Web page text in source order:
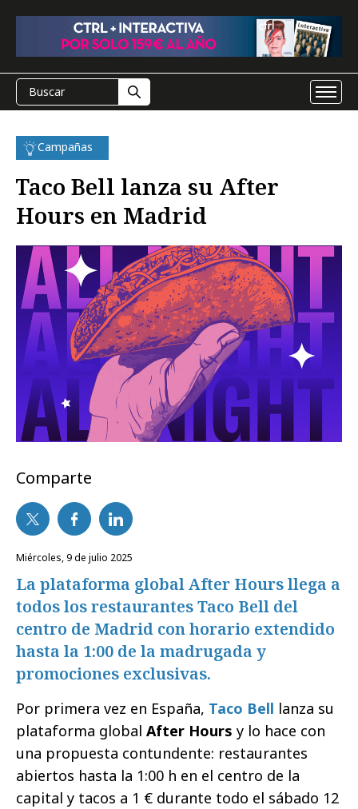
Campañas
Taco Bell lanza su After
Hours en Madrid
Comparte
miércoles, 9 de julio 2025
La plataforma global After Hours llega a
todos los restaurantes Taco Bell del
centro de Madrid con horario extendido
hasta la 1:00 de la madrugada y
promociones exclusivas.
Por primera vez en España, Taco Bell lanza su
plataforma global After Hours y lo hace con
una propuesta contundente: restaurantes
abiertos hasta la 1:00 h en el centro de la
capital y tacos a 1 € durante todo el sábado 12